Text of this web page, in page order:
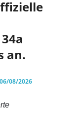
an.
06/08/2026